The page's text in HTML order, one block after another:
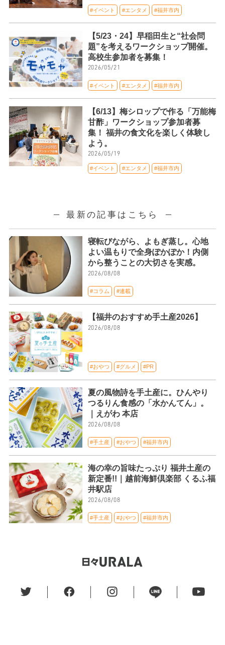
#イベント #エンタメ #福井市内
【5/23・24】早稲田生と“社会問
題”を考えるワークショップ開催。
高校生参加者を募集！
2026/05/21
#イベント #エンタメ #福井市内
【6/13】梅シロップで作る「万能梅
甘酢」ワークショップ参加者募
集！ 福井の食文化を楽しく体験し
よう。
2026/05/19
#イベント #エンタメ #福井市内
最新の記事はこちら
寝転びながら、よもぎ蒸し。心地
よい温もりで全身ぽかぽか！内側
から整うことの大切さを実感。
2026/08/08
#コラム #連載
【福井のおすすめ手土産2026】
2026/08/08
#おやつ #グルメ #PR
夏の風物詩を手土産に。ひんやり
つるりん食感の「水かんてん」。
｜えがわ 本店
2026/08/08
#手土産 #おやつ #福井市内
海の幸の旨味たっぷり 福井土産の
新定番!!｜越前海鮮倶楽部 くるふ福
井駅店
2026/08/08
#手土産 #おやつ #福井市内